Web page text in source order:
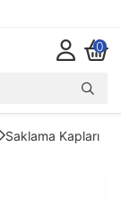
0
Saklama Kapları